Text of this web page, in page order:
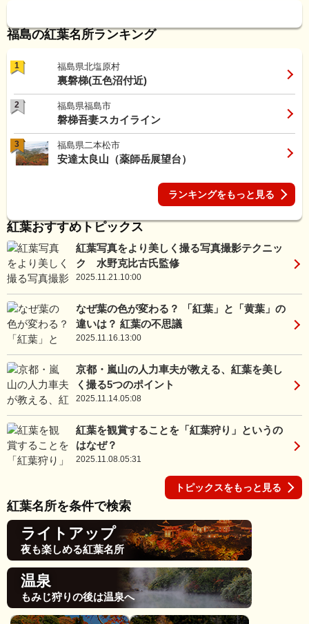
福島の紅葉名所ランキング
1 福島県北塩原村
裏磐梯(五色沼付近)
2 福島県福島市
磐梯吾妻スカイライン
3 福島県二本松市
安達太良山（薬師岳展望台）
ランキングをもっと見る
紅葉おすすめトピックス
紅葉写真をより美しく撮る写真撮影テクニッ
ク 水野克比古氏監修
2025.11.21.10:00
なぜ葉の色が変わる？ 「紅葉」と「黄葉」の
違いは？ 紅葉の不思議
2025.11.16.13:00
京都・嵐山の人力車夫が教える、紅葉を美し
く撮る5つのポイント
2025.11.14.05:08
紅葉を観賞することを「紅葉狩り」というの
はなぜ？
2025.11.08.05:31
トピックスをもっと見る
紅葉名所を条件で検索
ライトアップ
夜も楽しめる紅葉名所
温泉
もみじ狩りの後は温泉へ